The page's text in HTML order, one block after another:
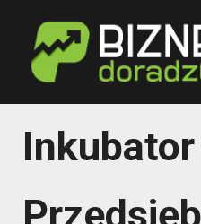
treści
Inkubator